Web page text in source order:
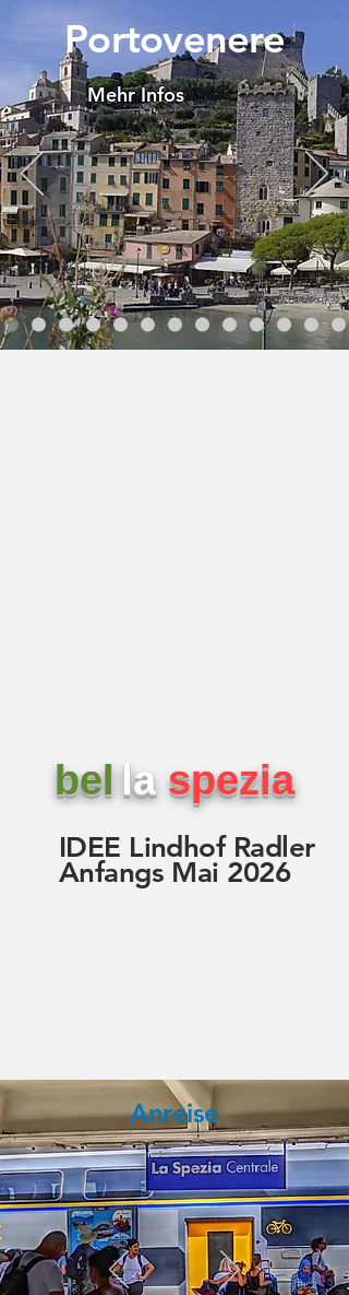
Portovenere
Mehr Infos
bella spezia
IDEE Lindhof Radler
Anfangs Mai 2026
Anreise